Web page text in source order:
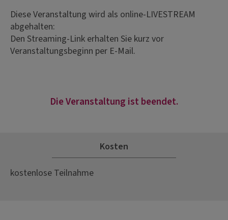
Diese Veranstaltung wird als online-LIVESTREAM
abgehalten:
Den Streaming-Link erhalten Sie kurz vor
Veranstaltungsbeginn per E-Mail.
Die Veranstaltung ist beendet.
Kosten
kostenlose Teilnahme